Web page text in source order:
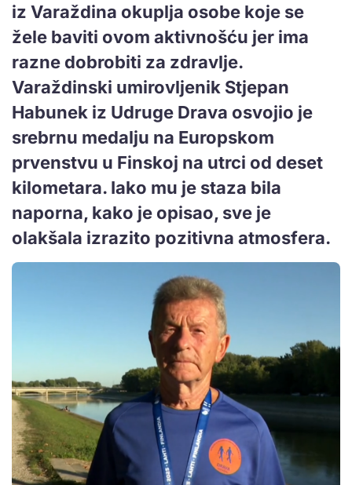
iz Varaždina okuplja osobe koje se
žele baviti ovom aktivnošću jer ima
razne dobrobiti za zdravlje.
Varaždinski umirovljenik Stjepan
Habunek iz Udruge Drava osvojio je
srebrnu medalju na Europskom
prvenstvu u Finskoj na utrci od deset
kilometara. Iako mu je staza bila
naporna, kako je opisao, sve je
olakšala izrazito pozitivna atmosfera.